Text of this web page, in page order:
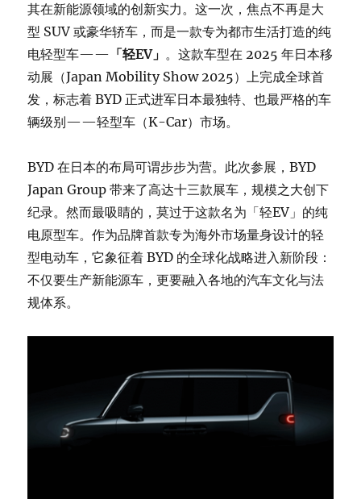
其在新能源领域的创新实力。这一次，焦点不再是大
型 SUV 或豪华轿车，而是一款专为都市生活打造的纯
电轻型车—— 「轻EV」 。这款车型在 2025 年日本移
动展（Japan Mobility Show 2025）上完成全球首
发，标志着 BYD 正式进军日本最独特、也最严格的车
辆级别——轻型车（K-Car）市场。
BYD 在日本的布局可谓步步为营。此次参展，BYD
Japan Group 带来了高达十三款展车，规模之大创下
纪录。然而最吸睛的，莫过于这款名为「轻EV」的纯
电原型车。作为品牌首款专为海外市场量身设计的轻
型电动车，它象征着 BYD 的全球化战略进入新阶段：
不仅要生产新能源车，更要融入各地的汽车文化与法
规体系。